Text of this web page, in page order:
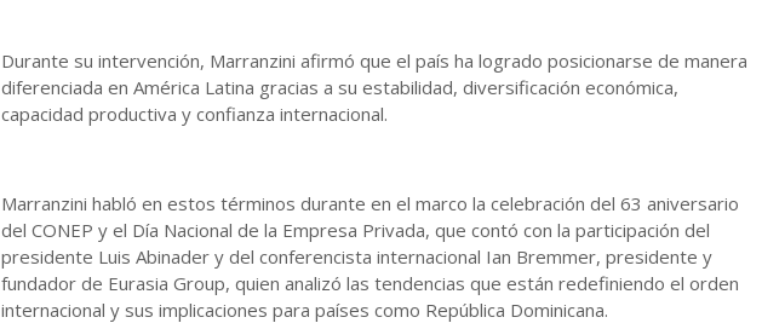
Durante su intervención, Marranzini afirmó que el país ha logrado posicionarse de manera
diferenciada en América Latina gracias a su estabilidad, diversificación económica,
capacidad productiva y confianza internacional.
Marranzini habló en estos términos durante en el marco la celebración del 63 aniversario
del CONEP y el Día Nacional de la Empresa Privada, que contó con la participación del
presidente Luis Abinader y del conferencista internacional Ian Bremmer, presidente y
fundador de Eurasia Group, quien analizó las tendencias que están redefiniendo el orden
internacional y sus implicaciones para países como República Dominicana.